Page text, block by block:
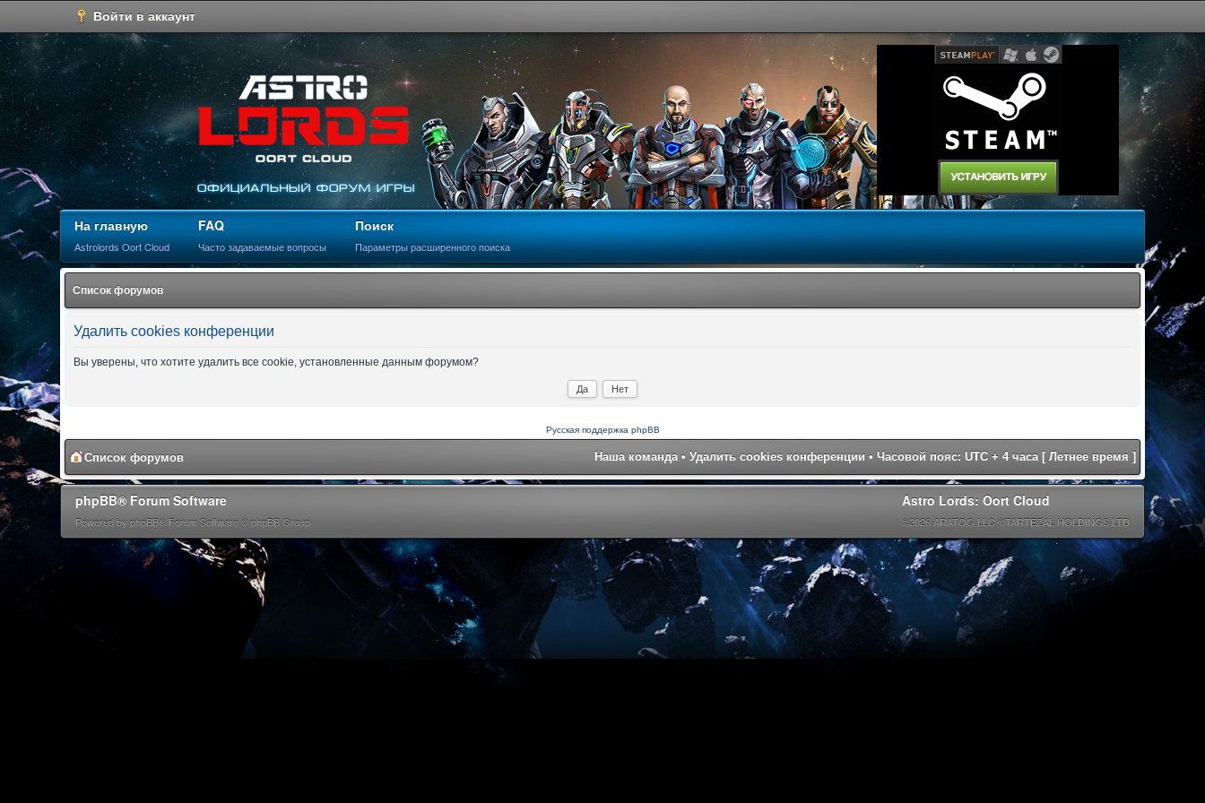
Войти в аккаунт
На главную
Astrolords Oort Cloud
FAQ
Часто задаваемые вопросы
Поиск
Параметры расширенного поиска
Список форумов
Удалить cookies конференции
Вы уверены, что хотите удалить все cookie, установленные данным форумом?
Русская поддержка phpBB
Список форумов Наша команда• Удалить cookies конференции • Часовой пояс: UTC + 4 часа [ Летнее время ]
phpBB® Forum Software
Powered by phpBB® Forum Software © phpBB Group
Astro Lords: Oort Cloud
©2026 ARATOG LLC ©TARTEZAL HOLDINGS LTD